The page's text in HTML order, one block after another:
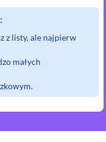
z listy, ale najpierw
małych